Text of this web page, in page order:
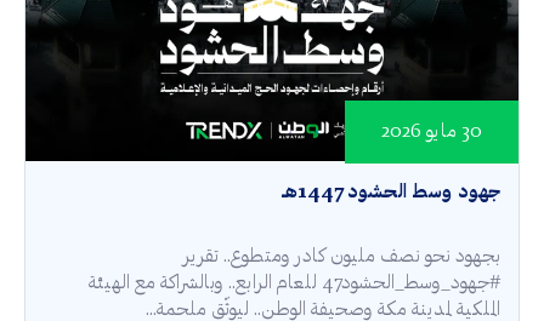
جهود وسط الحشود 1447هـ
30 مايو 2026
بجهود نحو نصف مليون كادر ومتطوع.. تقرير
#جهود_وسط_الحشود47 للعام الرابع.. وبالشراكة مع الهيئة
الملكية لمدينة مكة وصحيفة الوطن.. ليوثّق ملحمة...